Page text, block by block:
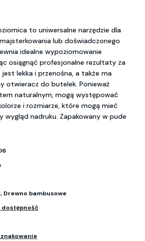
to uniwersalne narzędzie dla
lub doświadczonego
idealne wypoziomowanie
osiągnąć profesjonalne rezultaty za
jest lekka i przenośna, a także ma
otwieracz do butelek. Ponieważ
naturalnym, mogą występować
i rozmiarze, które mogą mieć
wygląd nadruku. Zapakowany w pude
Drewno bambusowe
dostępność